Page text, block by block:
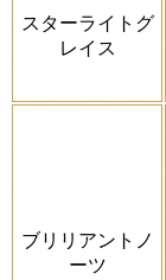
スターライトグ
レイス
ブリリアントノ
ーツ